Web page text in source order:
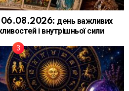
06.08.2026: день важливих
і внутрішньої сили